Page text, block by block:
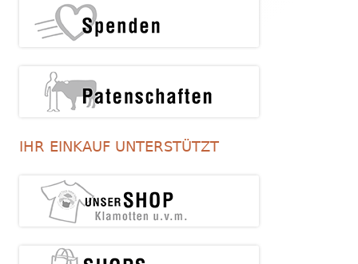
IHR EINKAUF UNTERSTÜTZT